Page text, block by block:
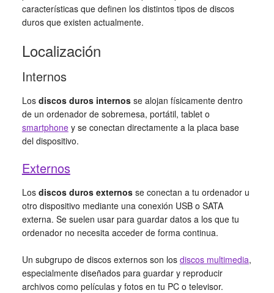
características que definen los distintos tipos de discos
duros que existen actualmente.
Localización
Internos
Los discos duros internosse alojan físicamente dentro
de un ordenador de sobremesa, portátil, tablet o
smartphoney se conectan directamente a la placa base
del dispositivo.
Externos
Los discos duros externosse conectan a tu ordenador u
otro dispositivo mediante una conexión USB o SATA
externa. Se suelen usar para guardar datos a los que tu
ordenador no necesita acceder de forma continua.
Un subgrupo de discos externos son los discos multimedia,
especialmente diseñados para guardar y reproducir
archivos como películas y fotos en tu PC o televisor.